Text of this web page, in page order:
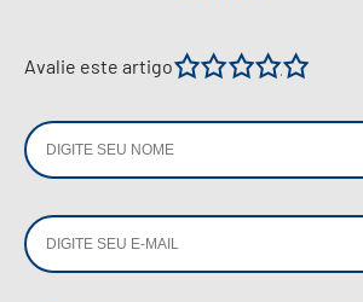
Avalie este artigo 5
4
3
2
1